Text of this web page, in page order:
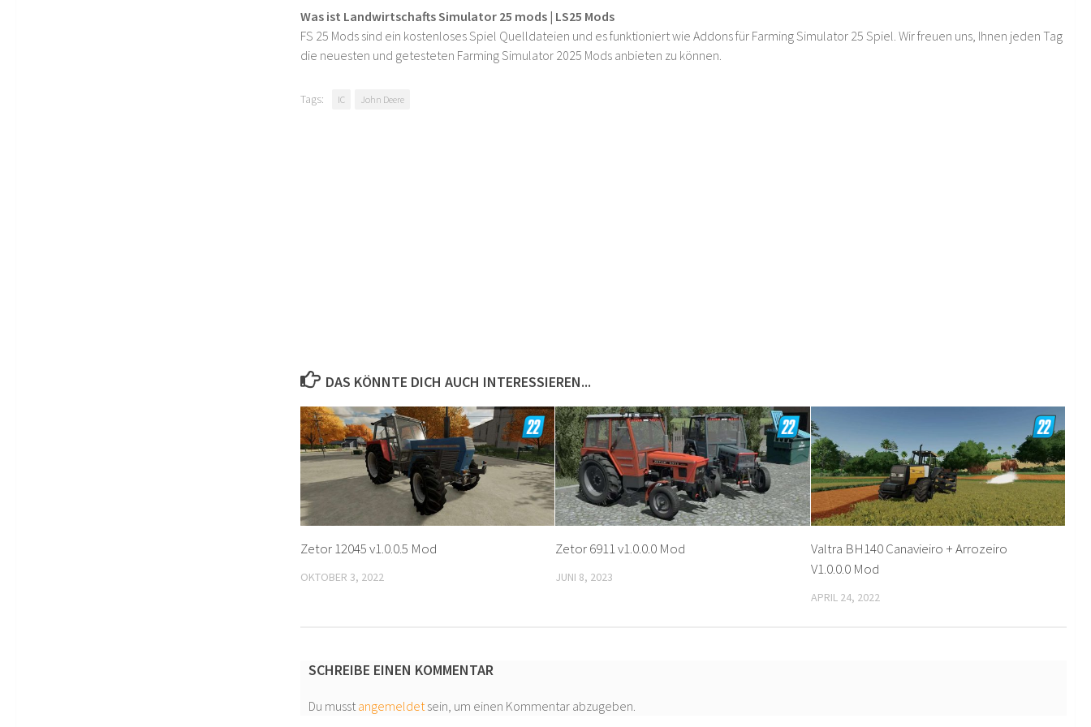
Was ist Landwirtschafts Simulator 25 mods | LS25 Mods
FS 25 Mods sind ein kostenloses Spiel Quelldateien und es funktioniert wie Addons für Farming Simulator 25 Spiel. Wir freuen uns, Ihnen jeden Tag
die neuesten und getesteten Farming Simulator 2025 Mods anbieten zu können.
Tags: IC John Deere
DAS KÖNNTE DICH AUCH INTERESSIEREN...
Zetor 12045 v1.0.0.5 Mod
OKTOBER 3, 2022
Zetor 6911 v1.0.0.0 Mod
JUNI 8, 2023
Valtra BH140 Canavieiro + Arrozeiro
V1.0.0.0 Mod
APRIL 24, 2022
SCHREIBE EINEN KOMMENTAR
Du musstangemeldetsein, um einen Kommentar abzugeben.